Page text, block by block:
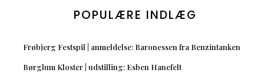
POPULÆRE INDLÆG
Frøbjerg Festspil | anmeldelse: Baronessen fra Benzintanken
Børglum Kloster | udstilling: Esben Hanefelt